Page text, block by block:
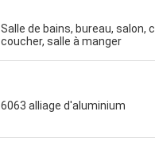
Salle de bains, bureau, salon,
coucher, salle à manger
6063 alliage d'aluminium